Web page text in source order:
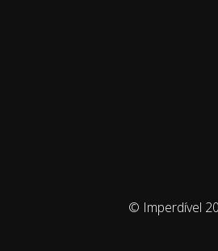
© Imperdível